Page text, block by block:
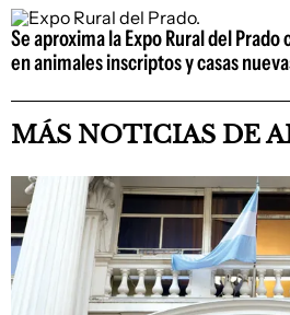
Se aproxima la Expo Rural del
en animales inscriptos y casas
MÁS NOTICIAS DE